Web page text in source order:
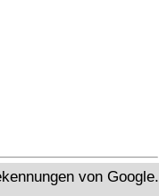
von Google.